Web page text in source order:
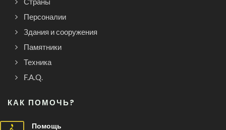
Персоналии
Здания и сооружения
Памятники
Техника
F.A.Q.
КАК ПОМОЧЬ?
Помощь